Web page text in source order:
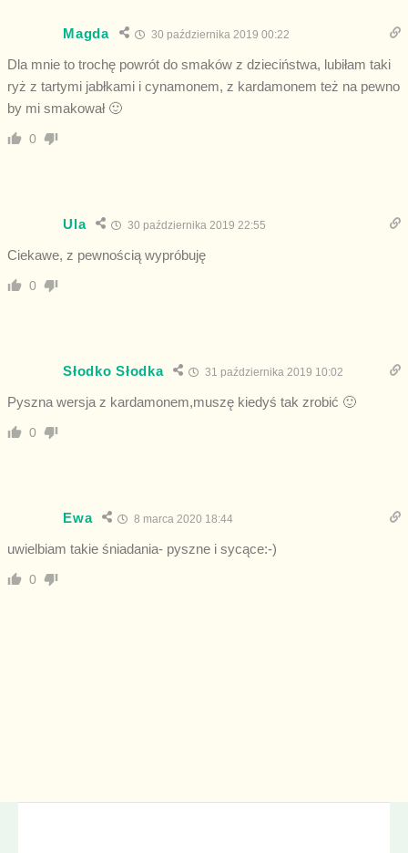
Magda 30 października 2019 00:22
Dla mnie to trochę powrót do smaków z dzieciństwa, lubiłam taki
ryż z tartymi jabłkami i cynamonem, z kardamonem też na pewno
by mi smakował 🙂
0
Ula 30 października 2019 22:55
Ciekawe, z pewnością wypróbuję
0
Słodko Słodka 31 października 2019 10:02
Pyszna wersja z kardamonem,muszę kiedyś tak zrobić 🙂
0
Ewa 8 marca 2020 18:44
uwielbiam takie śniadania- pyszne i sycące:-)
0